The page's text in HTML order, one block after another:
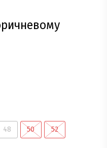
48 50 52